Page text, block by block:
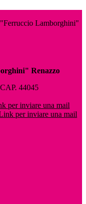
Lamborghini"
Renazzo
44045
per inviare una mail
per inviare una mail